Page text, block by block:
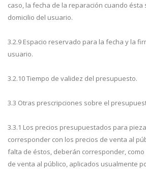
caso, la fecha de la reparación cuando ésta
domicilio del usuario.
3.2.9 Espacio reservado para la fecha y la
usuario.
3.2.10 Tiempo de validez del presupuesto.
3.3 Otras prescripciones sobre el
3.3.1 Los precios presupuestados para
corresponder con los precios de venta al
falta de éstos, deberán corresponder, como
de venta al público, aplicados usualmente